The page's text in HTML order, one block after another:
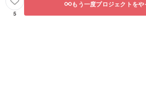
5
もう一度プロジェクトを